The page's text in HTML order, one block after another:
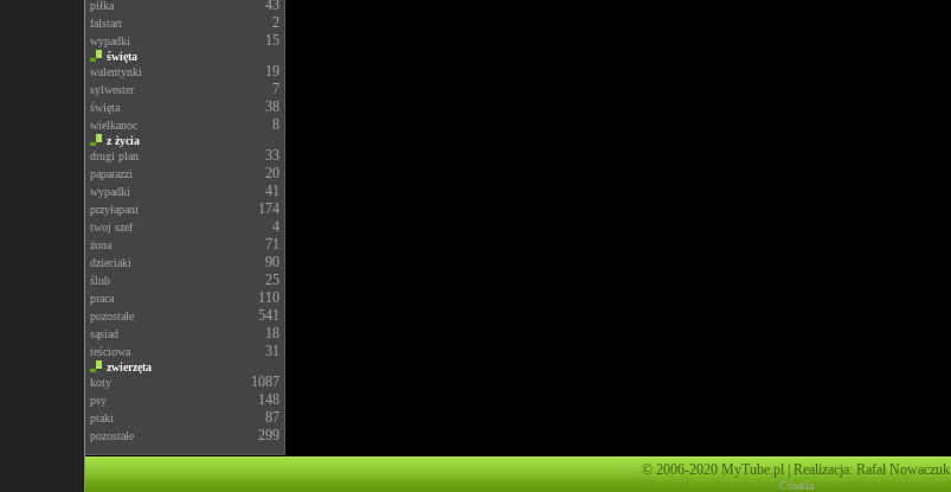
piłka 43
falstart 2
wypadki 15
święta
walentynki
19
sylwester 7
święta 38
wielkanoc 8
z życia
drugi plan
33
paparazzi 20
wypadki 41
przyłapani 174
twoj szef 4
żona 71
dzieciaki 90
ślub 25
praca 110
pozostałe 541
sąsiad 18
teściowa 31
zwierzęta
koty
1087
psy 148
ptaki 87
pozostałe 299
© 2006-2020 MyTube.pl | Realizacja: Rafał Nowaczuk
Croatia